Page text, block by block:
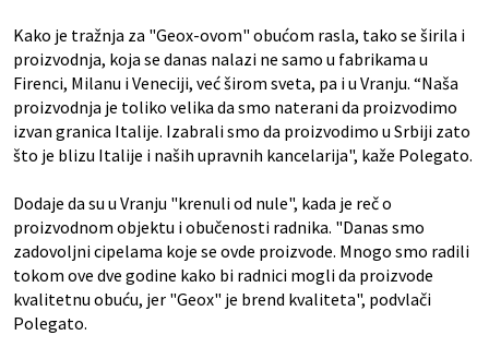
Kako je tražnja za "Geox-ovom" obućom rasla, tako se širila i
proizvodnja, koja se danas nalazi ne samo u fabrikama u
Firenci, Milanu i Veneciji, već širom sveta, pa i u Vranju. “Naša
proizvodnja je toliko velika da smo naterani da proizvodimo
izvan granica Italije. Izabrali smo da proizvodimo u Srbiji zato
što je blizu Italije i naših upravnih kancelarija", kaže Polegato.
Dodaje da su u Vranju "krenuli od nule", kada je reč o
proizvodnom objektu i obučenosti radnika. "Danas smo
zadovoljni cipelama koje se ovde proizvode. Mnogo smo radili
tokom ove dve godine kako bi radnici mogli da proizvode
kvalitetnu obuću, jer "Geox" je brend kvaliteta", podvlači
Polegato.